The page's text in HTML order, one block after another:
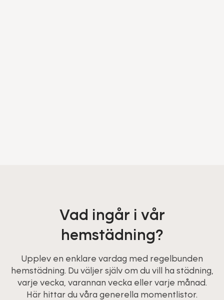
Vad ingår i vår
hemstädning?
Upplev en enklare vardag med regelbunden
hemstädning. Du väljer själv om du vill ha städning,
varje vecka, varannan vecka eller varje månad.
Här hittar du våra generella momentlistor.